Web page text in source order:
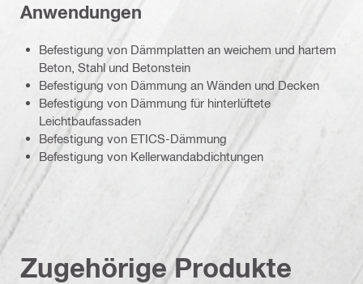
Anwendungen
Befestigung von Dämmplatten an weichem und hartem
Beton, Stahl und Betonstein
Befestigung von Dämmung an Wänden und Decken
Befestigung von Dämmung für hinterlüftete
Leichtbaufassaden
Befestigung von ETICS-Dämmung
Befestigung von Kellerwandabdichtungen
Zugehörige Produkte